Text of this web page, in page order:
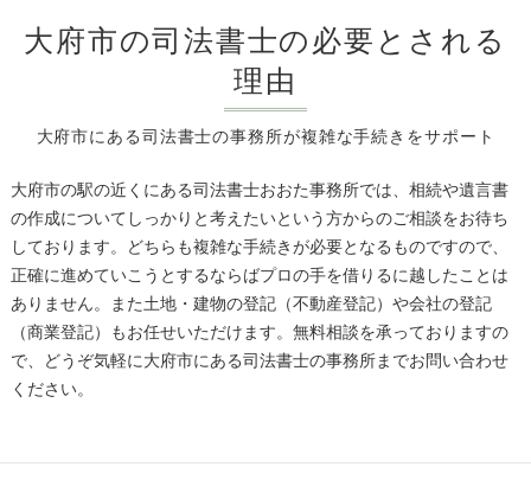
大府市にある司法書士の事務所が複雑な手続きをサポート
大府市の司法書士の必要とされる
理由
大府市の駅の近くにある司法書士おおた事務所では、相続や遺言書
の作成についてしっかりと考えたいという方からのご相談をお待ち
しております。どちらも複雑な手続きが必要となるものですので、
正確に進めていこうとするならばプロの手を借りるに越したことは
ありません。また土地・建物の登記（不動産登記）や会社の登記
（商業登記）もお任せいただけます。無料相談を承っておりますの
で、どうぞ気軽に大府市にある司法書士の事務所までお問い合わせ
ください。